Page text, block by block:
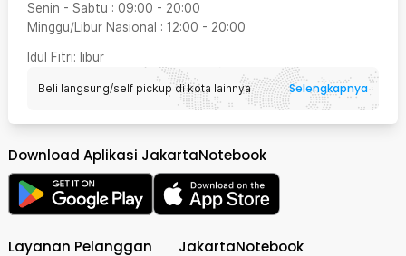
Senin - Sabtu : 09:00 - 20:00
Minggu/Libur Nasional : 12:00 - 20:00
Idul Fitri: libur
Beli langsung/self pickup di kota lainnya Selengkapnya
Download Aplikasi JakartaNotebook
Layanan Pelanggan JakartaNotebook